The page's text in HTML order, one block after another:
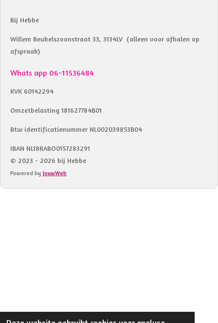
Bij Hebbe
Willem Beukelszoonstraat 33, 3134LV (alleen voor afhalen op
afspraak)
Whats app 06-11536484
KVK 60142294
Omzetbelasting 181627784B01
Btw identificatienummer NL002039853B04
IBAN NL18RABO0157283291
© 2023 - 2026 bij Hebbe
Powered by JouwWeb